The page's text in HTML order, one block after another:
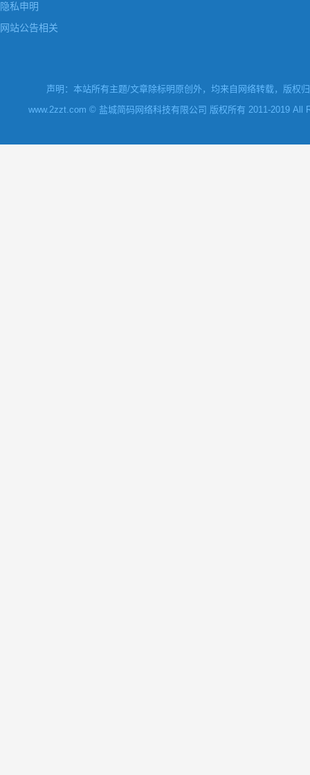
隐私申明
网站公告相关
声明：本站所有主题/文章除标明原创外，均来自网络转载，版权
www.2zzt.com © 盐城简码网络科技有限公司 版权所有 2011-2019